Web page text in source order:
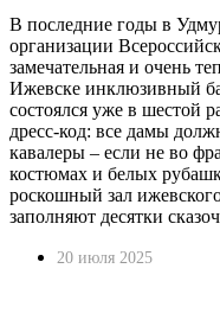
В последние годы в
организации
замечательная и очень
Ижевске инклюзивный
состоялся уже в шестой
дресс-код: все дамы
кавалеры – если не во
костюмах и белых
роскошный зал
заполняют десятки
20 июля 2025